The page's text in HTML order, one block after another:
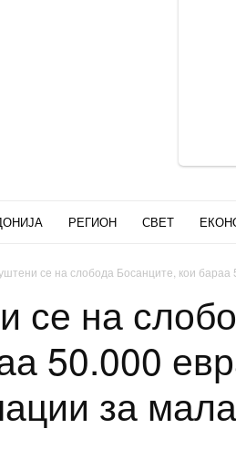
РЕГИОН СВЕТ
се на слобода Босанците, кои бараа
се на
50.000
за